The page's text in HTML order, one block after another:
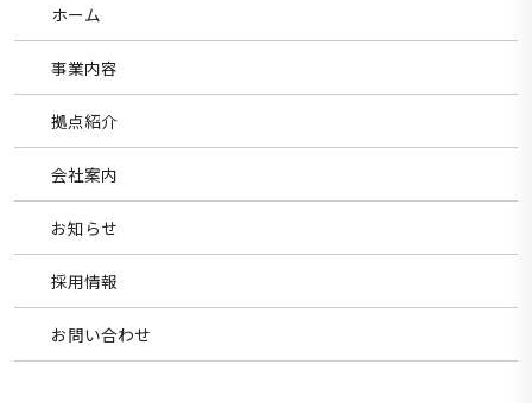
ホーム
事業内容
拠点紹介
会社案内
お知らせ
採用情報
お問い合わせ